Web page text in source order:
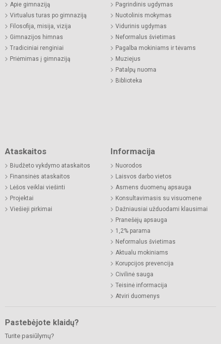
Apie gimnaziją
Virtualus turas po gimnaziją
Filosofija, misija, vizija
Gimnazijos himnas
Tradiciniai renginiai
Priėmimas į gimnaziją
Pagrindinis ugdymas
Nuotolinis mokymas
Vidurinis ugdymas
Neformalus švietimas
Pagalba mokiniams ir tėvams
Muziejus
Patalpų nuoma
Biblioteka
Ataskaitos
Biudžeto vykdymo ataskaitos
Finansinės ataskaitos
Lėšos veiklai viešinti
Projektai
Viešieji pirkimai
Informacija
Nuorodos
Laisvos darbo vietos
Asmens duomenų apsauga
Konsultavimasis su visuomene
Dažniausiai užduodami klausimai
Pranešėjų apsauga
1,2% parama
Neformalus švietimas
Aktualu mokiniams
Korupcijos prevencija
Civilinė sauga
Teisinė informacija
Atviri duomenys
Pastebėjote klaidų?
Turite pasiūlymų?